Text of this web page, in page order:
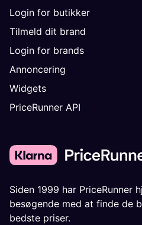
Login for butikker
Tilmeld dit brand
Login for brands
Annoncering
Widgets
PriceRunner API
Siden 1999 har PriceRunner
besøgende med at finde de
bedste priser.